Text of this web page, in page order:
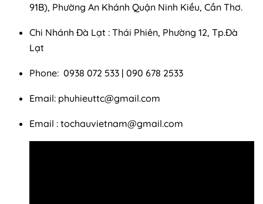
91B), Phường An Khánh Quận Ninh Kiều, Cần Thơ.
Chi Nhánh Đà Lạt : Thái Phiên, Phường 12, Tp.Đà
Lạt
Phone: 0938 072 533 | 090 678 2533
Email: phuhieuttc@gmail.com
Email : tochauvietnam@gmail.com